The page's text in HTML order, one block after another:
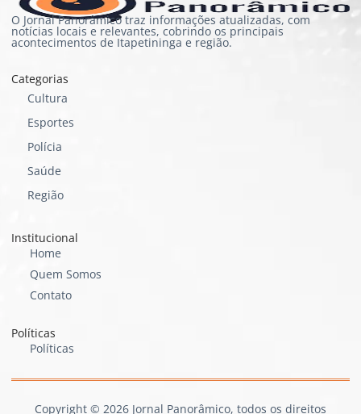
O Jornal Panorâmico traz informações atualizadas, com
notícias locais e relevantes, cobrindo os principais
acontecimentos de Itapetininga e região.
Categorias
Cultura
Esportes
Polícia
Saúde
Região
Institucional
Home
Quem Somos
Contato
Políticas
Políticas
Copyright © 2026 Jornal Panorâmico, todos os direitos